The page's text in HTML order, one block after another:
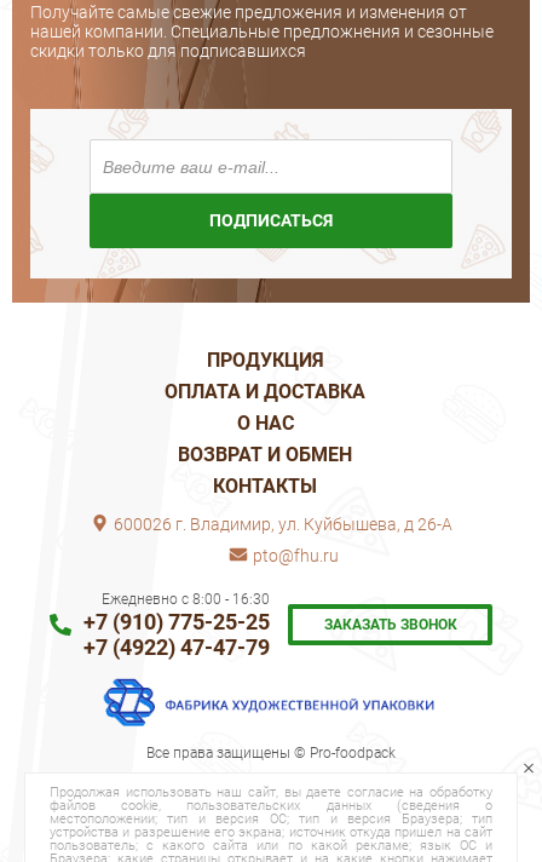
Получайте самые свежие предложения и изменения от
нашей компании. Специальные предложнения и сезонные
скидки только для подписавшихся
ПОДПИСАТЬСЯ
ПРОДУКЦИЯ
ОПЛАТА И ДОСТАВКА
О НАС
ВОЗВРАТ И ОБМЕН
КОНТАКТЫ
600026 г. Владимир, ул. Куйбышева, д 26-А
pto@fhu.ru
Ежедневно с 8:00 - 16:30
+7 (910) 775-25-25
+7 (4922) 47-47-79
ЗАКАЗАТЬ ЗВОНОК
Все права защищены © Pro-foodpack
Продолжая использовать наш сайт, вы даете согласие на обработку
файлов cookie, пользовательских данных (сведения о
местоположении; тип и версия ОС; тип и версия Браузера; тип
устройства и разрешение его экрана; источник откуда пришел на сайт
пользователь; с какого сайта или по какой рекламе; язык ОС и